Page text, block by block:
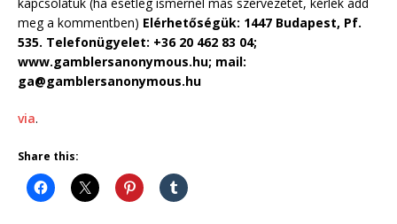
meg a kommentben) Elérhetőségük: 1447 Budapest, Pf.
535. Telefonügyelet: +36 20 462 83 04;
www.gamblersanonymous.hu; mail:
ga@gamblersanonymous.hu
via.
Share this: